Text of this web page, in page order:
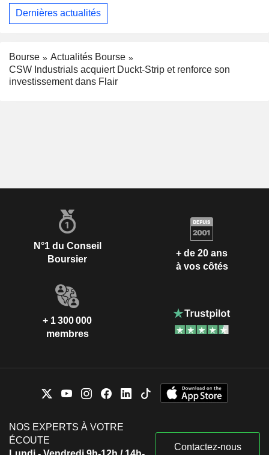
Dernières actualités
Bourse
Actualités Bourse
CSW Industrials acquiert Duckt-Strip et renforce son
investissement dans Flair
N°1 du Conseil
Boursier
+ de 20 ans
à vos côtés
+ 1 300 000
membres
NOS EXPERTS À VOTRE
ÉCOUTE
Contactez-nous